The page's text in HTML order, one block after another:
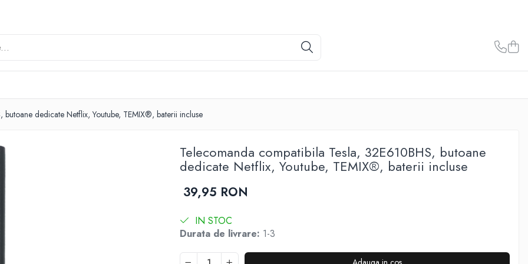
dedicate Netflix, Youtube, TEMIX®, baterii incluse
Telecomanda compatibila Tesla, 32E610BHS, butoane
dedicate Netflix, Youtube, TEMIX®, baterii incluse
39,95 RON
IN STOC
Durata de livrare: 1-3